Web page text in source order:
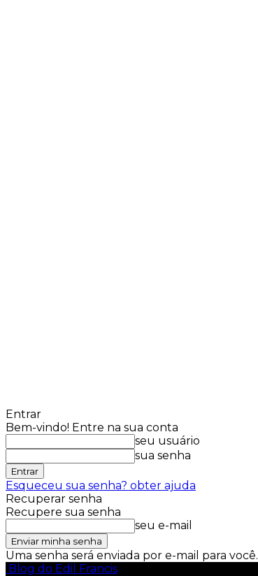
Entrar
Bem-vindo! Entre na sua conta
seu usuário
sua senha
Esqueceu sua senha? obter ajuda
Recuperar senha
Recupere sua senha
seu e-mail
Uma senha será enviada por e-mail para você.
Blog do Edil Francis